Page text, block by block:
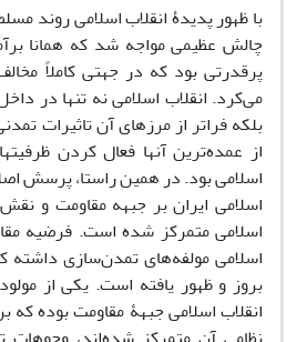
با ظهور پدیدۀ انقلاب اسلامی روند
چالش عظیمی مواجه شد که همانا
پرقدرتی بود که در جهتی کاملاً
می‌کرد. انقلاب اسلامی نه تنها در
بلکه فراتر از مرزهای آن تاثیرات
از عمده‌ترین آنها فعال کردن
اسلامی بود. در همین راستا، پرسش
اسلامی ایران بر جبهه مقاومت و
اسلامی متمرکز شده است. فرضیه
اسلامی مولفه‌های تمدن‌سازی داشته
بروز و ظهور یافته است. یکی از
انقلاب اسلامی جبهۀ مقاومت بوده که